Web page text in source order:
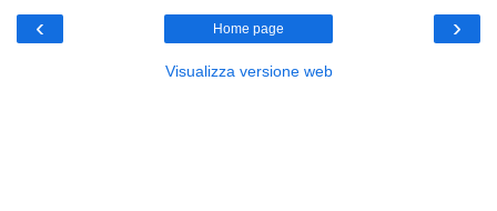
‹ ›
Home page
Visualizza versione web